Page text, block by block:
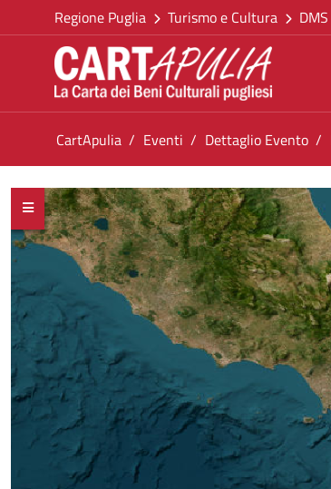
Salta al contenuto
Torna alla homepage
Vai al menu di navigazione
Vai ai contenuti
Vai al footer
Regione Puglia Turismo e Cultura DMS
Ti trovi in:
CartApulia Eventi Dettaglio Evento
Magie di Natale. Candle harmony